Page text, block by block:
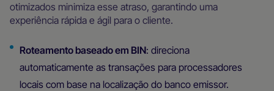
otimizados minimiza esse atraso, garantindo uma
experiência rápida e ágil para o cliente.
Roteamento baseado em BIN: direciona
automaticamente as transações para processadores
locais com base na localização do banco emissor.